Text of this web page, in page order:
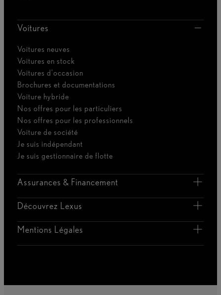
Voitures
Voitures neuves
Voitures en stock
Voitures d'occasion
Brochures et documentations
Voiture hybride
Nos offres pour les particuliers
Nos offres pour les professionnels
Voiture de société
Je suis indépendant
Je suis gestionnaire de flotte
Assurances & Financement
Découvrez Lexus
Mentions Légales